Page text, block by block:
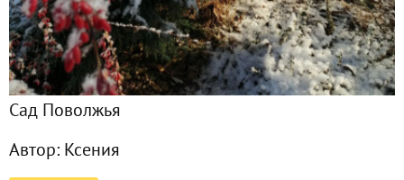
Сад Поволжья
Автор: Ксения
Вот и август на пороге. Хроники июля
Подарки за конкурс не заканчиваются. Комплект сумок
Как же так...
Подарки за конкурс получены. Набор от GREEN BELT